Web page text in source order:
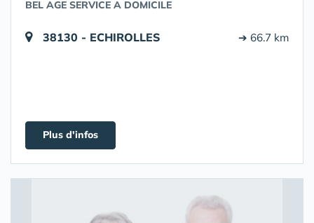
BEL AGE SERVICE A DOMICILE
38130 - ECHIROLLES ➔ 66.7 km
Plus d'infos